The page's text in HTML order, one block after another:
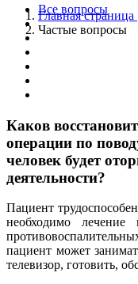
Главная страница
Частые вопросы
Все вопросы
Каков
операции по
человек будет
деятельности?
Пациент
необходимо лечение
пациент может
телевизор, готовить,